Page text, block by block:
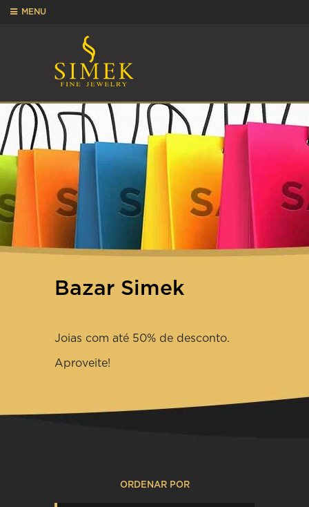
MENU
Bazar Simek
Joias com até 50% de desconto.
Aproveite!
ORDENAR POR